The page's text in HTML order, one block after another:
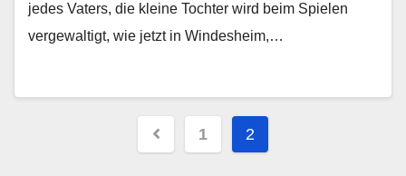
jedes Vaters, die kleine Tochter wird beim Spielen
vergewaltigt, wie jetzt in Windesheim,…
Beitragsnavigation
1 2